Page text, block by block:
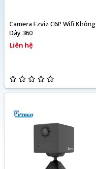
Camera Ezviz C6P Wifi Không
Dây 360
Liên hệ